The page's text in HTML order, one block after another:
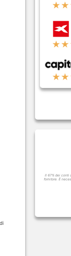
Il 67% dei conti
fornitore. È